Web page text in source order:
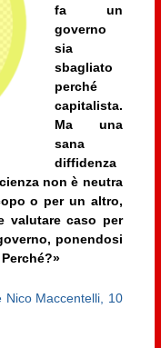
fa un
governo
sia
sbagliato
perché
capitalista.
Ma una
sana
diffidenza
non è neutra
o per un altro,
valutare caso per
ponendosi
Nico Maccentelli, 10